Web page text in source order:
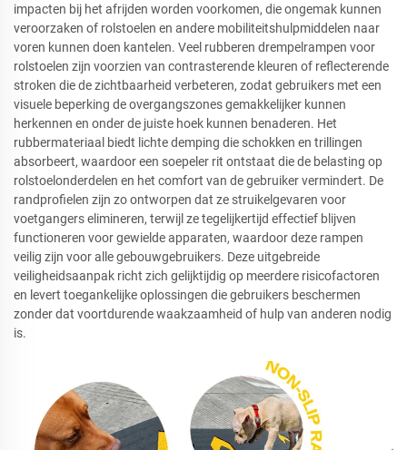
impacten bij het afrijden worden voorkomen, die ongemak kunnen
veroorzaken of rolstoelen en andere mobiliteitshulpmiddelen naar
voren kunnen doen kantelen. Veel rubberen drempelrampen voor
rolstoelen zijn voorzien van contrasterende kleuren of reflecterende
stroken die de zichtbaarheid verbeteren, zodat gebruikers met een
visuele beperking de overgangszones gemakkelijker kunnen
herkennen en onder de juiste hoek kunnen benaderen. Het
rubbermateriaal biedt lichte demping die schokken en trillingen
absorbeert, waardoor een soepeler rit ontstaat die de belasting op
rolstoelonderdelen en het comfort van de gebruiker vermindert. De
randprofielen zijn zo ontworpen dat ze struikelgevaren voor
voetgangers elimineren, terwijl ze tegelijkertijd effectief blijven
functioneren voor gewielde apparaten, waardoor deze rampen
veilig zijn voor alle gebouwgebruikers. Deze uitgebreide
veiligheidsaanpak richt zich gelijktijdig op meerdere risicofactoren
en levert toegankelijke oplossingen die gebruikers beschermen
zonder dat voortdurende waakzaamheid of hulp van anderen nodig
is.